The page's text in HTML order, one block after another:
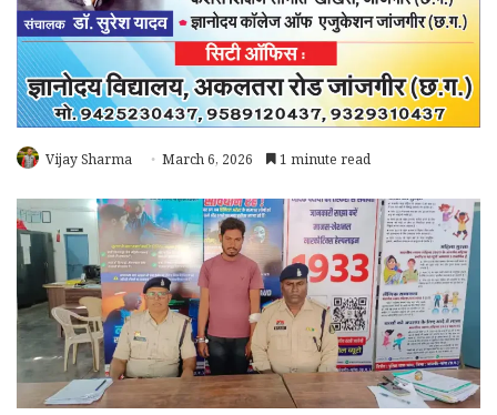
Vijay Sharma March 6, 2026 1 minute read